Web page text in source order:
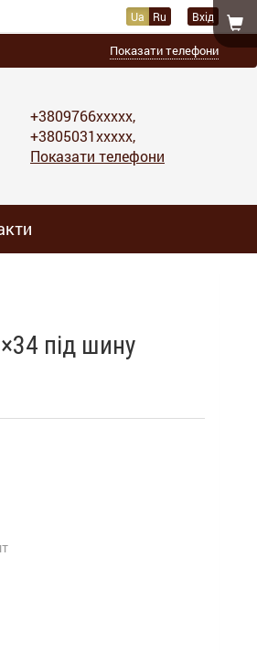
Ua Ru Вхід
Показати телефони
+3809766xxxxx,
+3805031xxxxx,
Показати телефони
під шину